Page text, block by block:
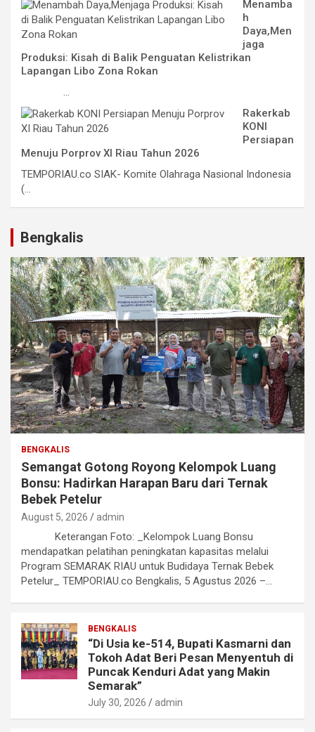
Menamba
h
Daya,Men
jaga
Produksi: Kisah di Balik Penguatan Kelistrikan
Lapangan Libo Zona Rokan
...
Rakerkab
KONI
Persiapan
Menuju Porprov XI Riau Tahun 2026
TEMPORIAU.co SIAK- Komite Olahraga Nasional Indonesia
(...
Bengkalis
BENGKALIS
Semangat Gotong Royong Kelompok Luang
Bonsu: Hadirkan Harapan Baru dari Ternak
Bebek Petelur
August 5, 2026 admin
Keterangan Foto: _Kelompok Luang Bonsu
mendapatkan pelatihan peningkatan kapasitas melalui
Program SEMARAK RIAU untuk Budidaya Ternak Bebek
Petelur_ TEMPORIAU.co Bengkalis, 5 Agustus 2026 –…
BENGKALIS
“Di Usia ke-514, Bupati Kasmarni dan
Tokoh Adat Beri Pesan Menyentuh di
Puncak Kenduri Adat yang Makin
Semarak”
July 30, 2026 admin